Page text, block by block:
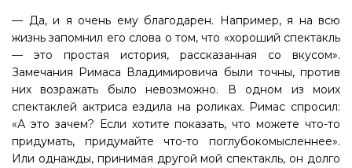
— Да, и я очень ему благодарен. Например, я на всю
жизнь запомнил его слова о том, что «хороший спектакль
— это простая история, рассказанная со вкусом».
Замечания Римаса Владимировича были точны, против
них возражать было невозможно. В одном из моих
спектаклей актриса ездила на роликах. Римас спросил:
«А это зачем? Если хотите показать, что можете что-то
придумать, придумайте что-то поглубокомысленнее».
Или однажды, принимая другой мой спектакль, он долго